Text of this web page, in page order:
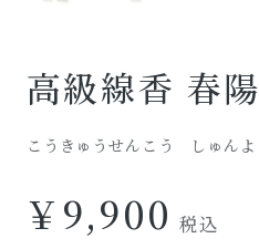
高級線香 春
こうきゅうせんこう しゅん
￥9,900